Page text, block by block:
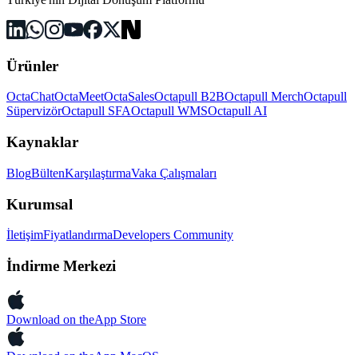
Ürünler
OctaChatOctaMeetOctaSalesOctapull B2BOctapull MerchOctapull
SüpervizörOctapull SFAOctapull WMSOctapull AI
Kaynaklar
BlogBültenKarşılaştırmaVaka Çalışmaları
Kurumsal
İletişimFiyatlandırmaDevelopers Community
İndirme Merkezi
Download on theApp Store